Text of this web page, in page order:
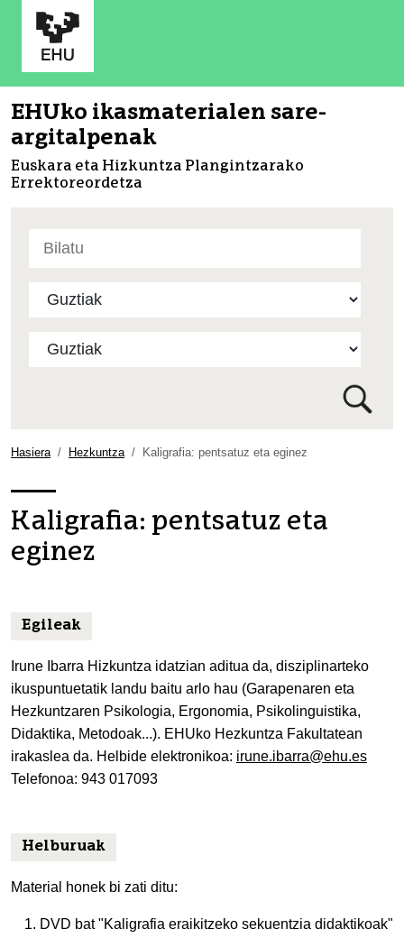
EHUko ikasmaterialen sare-
argitalpenak
Euskara eta Hizkuntza Plangintzarako
Errektoreordetza
atarian
aurreratua…
Hasiera Hezkuntza Kaligrafia: pentsatuz eta eginez
Kaligrafia: pentsatuz eta
eginez
Egileak
Irune Ibarra Hizkuntza idatzian aditua da, disziplinarteko
ikuspuntuetatik landu baitu arlo hau (Garapenaren eta
Hezkuntzaren Psikologia, Ergonomia, Psikolinguistika,
Didaktika, Metodoak...). EHUko Hezkuntza Fakultatean
irakaslea da. Helbide elektronikoa: irune.ibarra@ehu.es
Telefonoa: 943 017093
Helburuak
Material honek bi zati ditu:
DVD bat "Kaligrafia eraikitzeko sekuentzia didaktikoak"